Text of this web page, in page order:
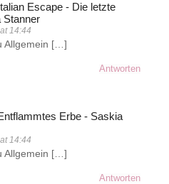
Escape - Die letzte
Stanner
14:44
Allgemein […]
Antworten
Erbe - Saskia
14:44
Allgemein […]
Antworten